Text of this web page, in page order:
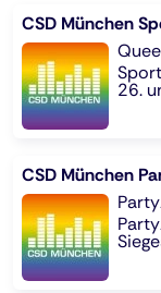
CSD München
26.
CSD München